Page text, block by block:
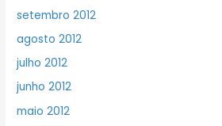
setembro 2012
agosto 2012
julho 2012
junho 2012
maio 2012